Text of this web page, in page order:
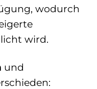
wodurch
wird.
und